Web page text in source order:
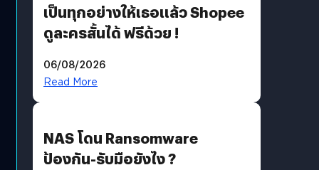
เป็นทุกอย่างให้เธอแล้ว Shopee
ดูละครสั้นได้ ฟรีด้วย !
06/08/2026
Read More
NAS โดน Ransomware
ป้องกัน-รับมือยังไง ?